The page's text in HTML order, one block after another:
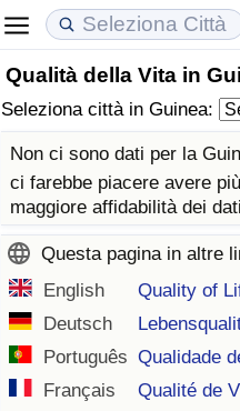
Qualità della Vita in
Seleziona città in Guinea:
Non ci sono dati per la
ci farebbe piacere avere
maggiore affidabilità dei
Questa pagina in altre
English
Quality of
Deutsch
Português Qualidade
Français
Qualité de
Costo della vita
Indice Del Costo Della Vita
Indice del Costo della Vita
ad Aqaba
Prezzi degli immobili
Indice del Prezzo delle
Indice del Prezzo delle
Qualità della Vita
Indice della Qualità della
Indice della qualità della
Criminalità
Indice del Tasso di